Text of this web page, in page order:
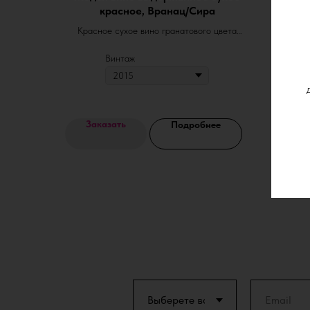
красное, Вранац/Сира
Красное сухое вино гранатового цвета
структурой. Это вино с высоким
потенциалом, подходит для длительного
обогатит частную коллекцию.
Винтаж
Заказать Подробнее